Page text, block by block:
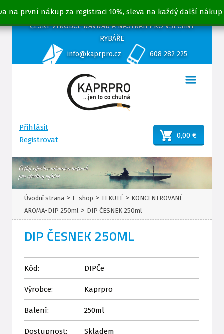
na první nákup za registraci 10%, sleva na každý další nákup
ČESKÝ VÝROBCE NÁVNAD A NÁSTRAH PRO VŠECHNY
RYBÁŘE
info@kaprpro.cz
608 282 225
Přihlásit
Registrovat
0,00 €
Úvodní strana > E-shop > TEKUTÉ > KONCENTROVANÉ
AROMA-DIP 250ml > DIP ČESNEK 250ml
DIP ČESNEK 250ML
Kód: DIPČe
Výrobce: Kaprpro
Balení: 250ml
Dostupnost: Skladem